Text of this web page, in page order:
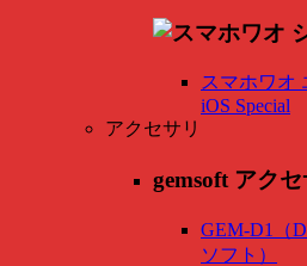
スマホワオ
iOS Special
アクセサリ
gemsoft アクセ
GEM-D1（
ソフト）